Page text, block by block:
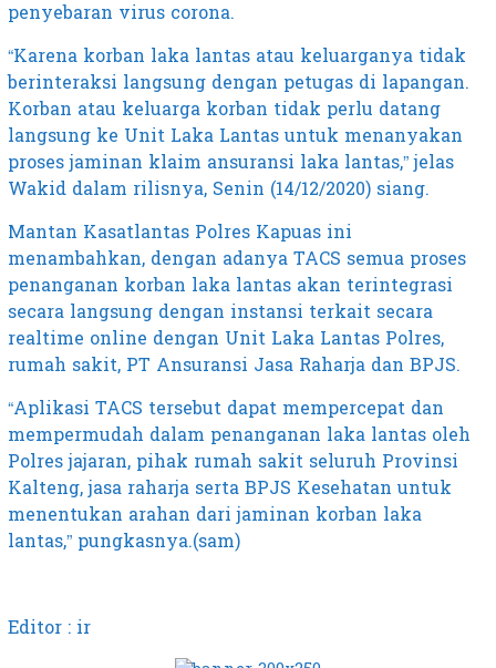
penyebaran virus corona.
“Karena korban laka lantas atau keluarganya tidak
berinteraksi langsung dengan petugas di lapangan.
Korban atau keluarga korban tidak perlu datang
langsung ke Unit Laka Lantas untuk menanyakan
proses jaminan klaim ansuransi laka lantas,” jelas
Wakid dalam rilisnya, Senin (14/12/2020) siang.
Mantan Kasatlantas Polres Kapuas ini
menambahkan, dengan adanya TACS semua proses
penanganan korban laka lantas akan terintegrasi
secara langsung dengan instansi terkait secara
realtime online dengan Unit Laka Lantas Polres,
rumah sakit, PT Ansuransi Jasa Raharja dan BPJS.
“Aplikasi TACS tersebut dapat mempercepat dan
mempermudah dalam penanganan laka lantas oleh
Polres jajaran, pihak rumah sakit seluruh Provinsi
Kalteng, jasa raharja serta BPJS Kesehatan untuk
menentukan arahan dari jaminan korban laka
lantas,” pungkasnya.(sam)
Editor : ir